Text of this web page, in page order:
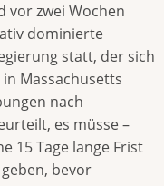
vor zwei Wochen
dominierte
statt, der sich
Massachusetts
nach
es müsse –
15 Tage lange Frist
bevor